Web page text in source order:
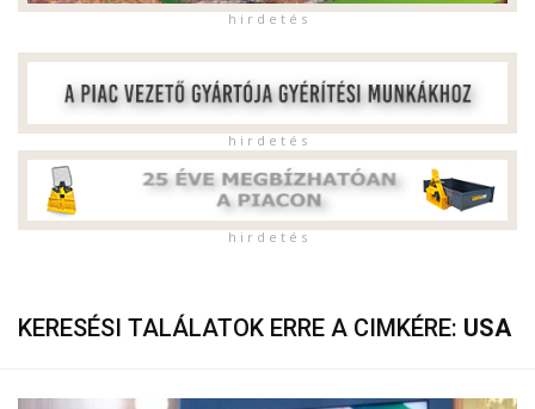
h i r d e t é s
h i r d e t é s
h i r d e t é s
KERESÉSI TALÁLATOK ERRE A CIMKÉRE: USA